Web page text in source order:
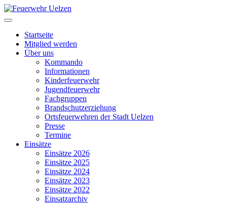
Startseite
Mitglied werden
Über uns
Kommando
Informationen
Kinderfeuerwehr
Jugendfeuerwehr
Fachgruppen
Brandschutzerziehung
Ortsfeuerwehren der Stadt Uelzen
Presse
Termine
Einsätze
Einsätze 2026
Einsätze 2025
Einsätze 2024
Einsätze 2023
Einsätze 2022
Einsatzarchiv